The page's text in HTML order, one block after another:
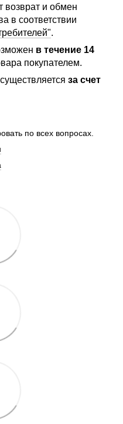
возврат и обмен
в соответствии
.
в течение 14
покупателем.
за счет
по всех вопросах.